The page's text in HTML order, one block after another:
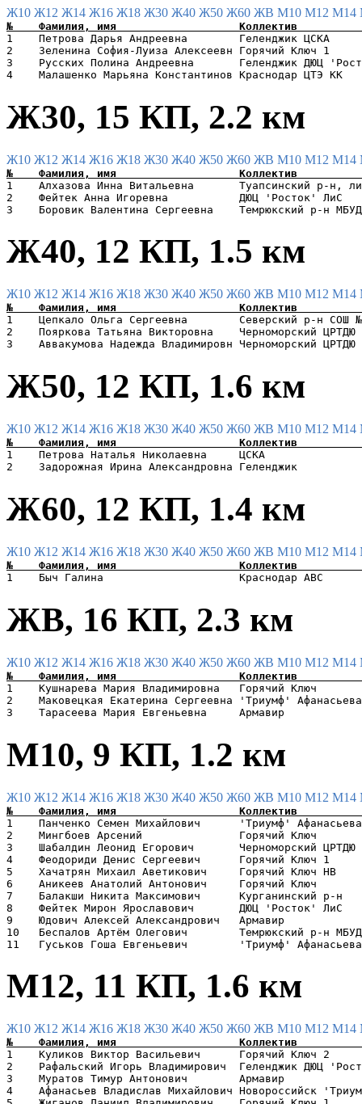
Ж10 Ж12 Ж14 Ж16 Ж18 Ж30 Ж40 Ж50 Ж60 ЖВ М10 М12 М14
1    Петрова Дарья Андреевна        Геленджик
2    Зеленина София-Луиза Алексеевн Горячий
3    Русских Полина Андреевна       Геленджик
Ж30, 15 КП, 2.2 км
Ж10 Ж12 Ж14 Ж16 Ж18 Ж30 Ж40 Ж50 Ж60 ЖВ М10 М12 М14
1    Алхазова Инна Витальевна
2    Фейтек Анна Игоревна           ДЮЦ
Ж40, 12 КП, 1.5 км
Ж10 Ж12 Ж14 Ж16 Ж18 Ж30 Ж40 Ж50 Ж60 ЖВ М10 М12 М14
1    Цепкало Ольга Сергеевна        Северский
2    Пояркова Татьяна Викторовна
Ж50, 12 КП, 1.6 км
Ж10 Ж12 Ж14 Ж16 Ж18 Ж30 Ж40 Ж50 Ж60 ЖВ М10 М12 М14
1    Петрова Наталья Николаевна     ЦСКА
Ж60, 12 КП, 1.4 км
Ж10 Ж12 Ж14 Ж16 Ж18 Ж30 Ж40 Ж50 Ж60 ЖВ М10 М12 М14
ЖВ, 16 КП, 2.3 км
Ж10 Ж12 Ж14 Ж16 Ж18 Ж30 Ж40 Ж50 Ж60 ЖВ М10 М12 М14
1    Кушнарева Мария Владимировна   Горячий
2    Маковецкая Екатерина Сергеевна 'Триумф'
М10, 9 КП, 1.2 км
Ж10 Ж12 Ж14 Ж16 Ж18 Ж30 Ж40 Ж50 Ж60 ЖВ М10 М12 М14
1    Панченко Семен Михайлович      'Триумф'
2    Мингбоев Арсений               Горячий
3    Шабалдин Леонид Егорович
4    Феодориди Денис Сергеевич      Горячий
5    Хачатрян Михаил Аветикович     Горячий
6    Аникеев Анатолий Антонович     Горячий
7    Балакши Никита Максимович
8    Фейтек Мирон Ярославович       ДЮЦ
9    Юдович Алексей Александрович
10   Беспалов Артём Олегович        Темрюкский
М12, 11 КП, 1.6 км
Ж10 Ж12 Ж14 Ж16 Ж18 Ж30 Ж40 Ж50 Ж60 ЖВ М10 М12 М14
1    Куликов Виктор Васильевич      Горячий
2    Рафальский Игорь Владимирович
3    Муратов Тимур Антонович        Армавир
4    Афанасьев Владислав Михайлович